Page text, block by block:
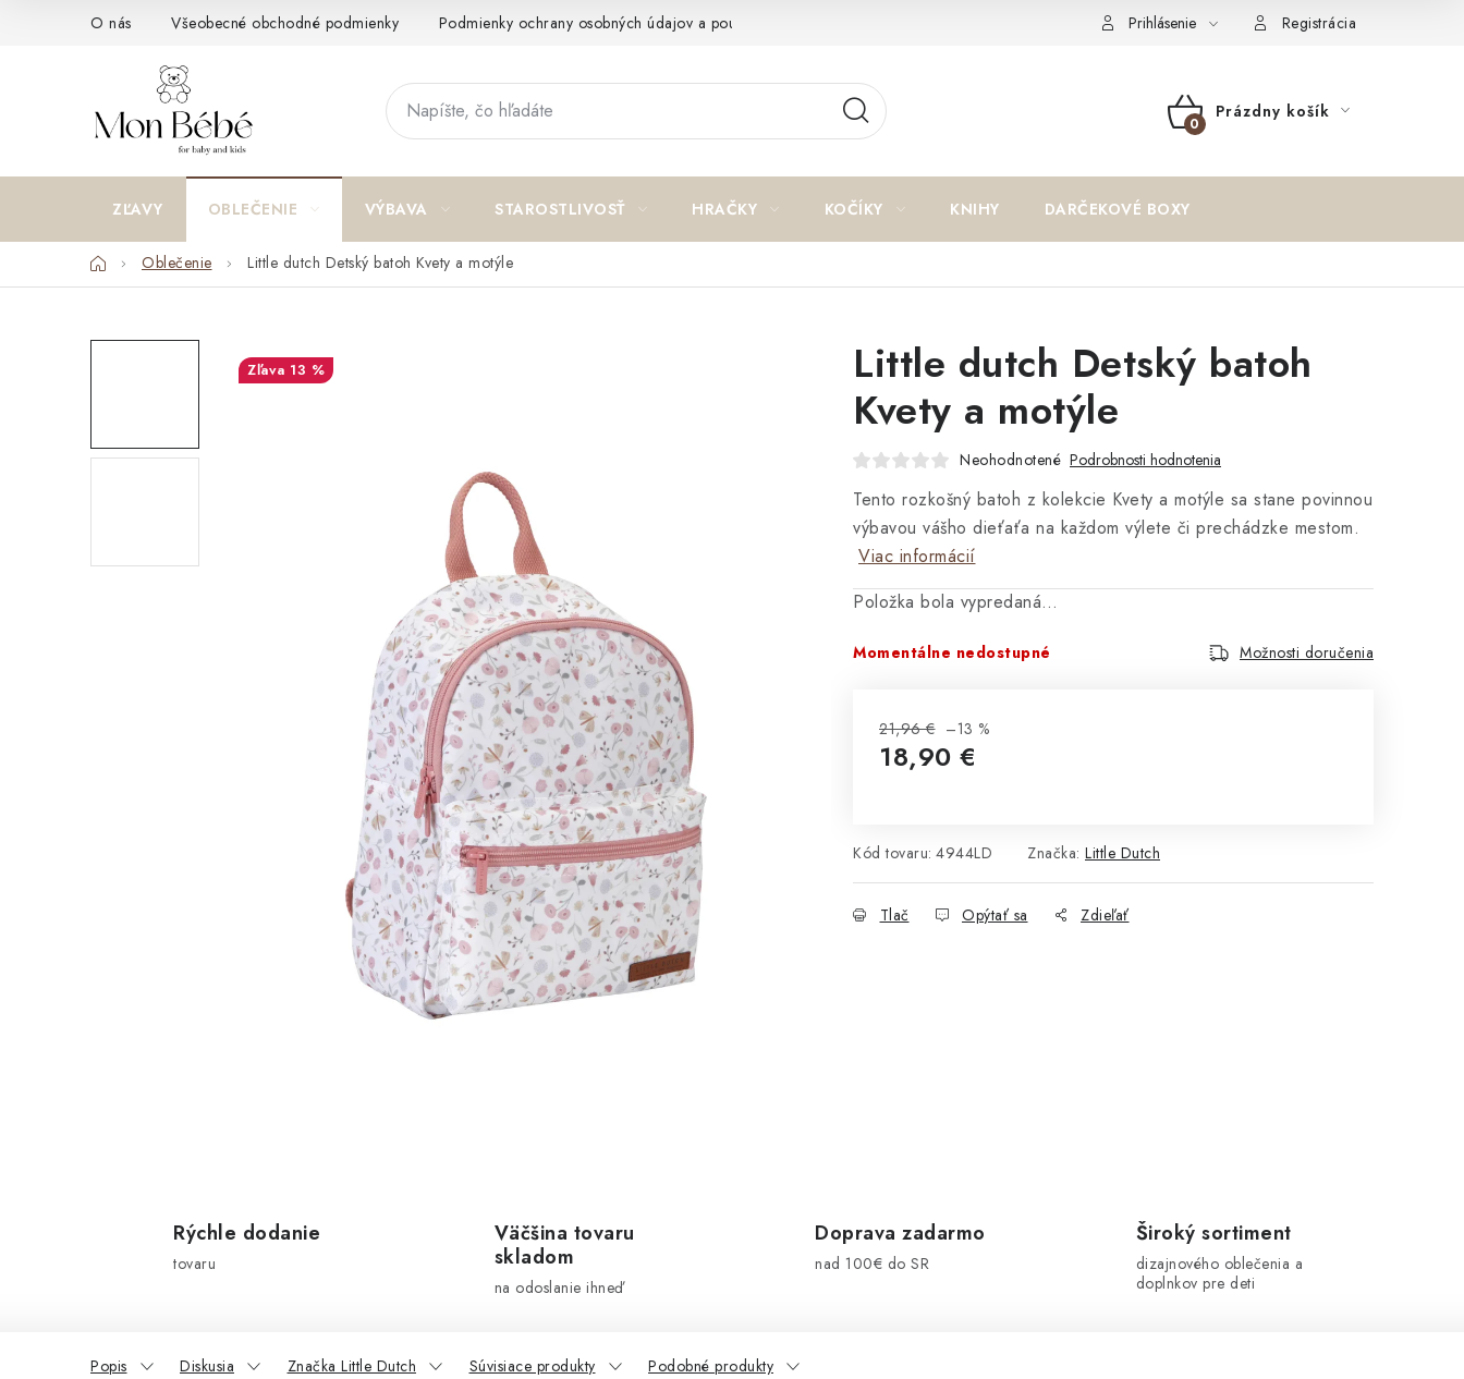
O nás Všeobecné obchodné podmienky Podmienky ochrany osobných údajov a poučenie o cookies Reklamačný formulár Formulár na odstúpenie od
Prihlásenie Registrácia
NÁKUPNÝ
Prázdny košík
ZĽAVY OBLEČENIE VÝBAVA STAROSTLIVOSŤ HRAČKY KOČÍKY KNIHY DARČEKOVÉ BOXY
DomovOblečenie Little dutch Detský batoh Kvety a motýle
Little dutch Detský batoh
Kvety a motýle
Neohodnotené Podrobnosti hodnotenia
Tento rozkošný batoh z kolekcie Kvety a motýle sa stane povinnou
výbavou vášho dieťaťa na každom výlete či prechádzke mestom.
Viac informácií
Položka bola vypredaná…
Momentálne nedostupné Možnosti doručenia
21,96 € –13 %
18,90 €
Kód tovaru: 4944LD Značka: Little Dutch
Tlač Opýtať sa Zdieľať
13 %
Rýchle dodanie
tovaru
Väčšina tovaru
skladom
na odoslanie ihneď
Doprava zadarmo
nad 100€ do SR
Široký sortiment
dizajnového oblečenia a
doplnkov pre deti
Popis Diskusia Značka Little Dutch Súvisiace produkty Podobné produkty